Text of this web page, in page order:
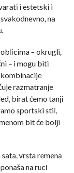
i estetski i
na
– okrugli,
– i mogu biti
razmatranje
birat ćemo tanji
sportski stil,
bit će bolji
vrsta remena
na ruci